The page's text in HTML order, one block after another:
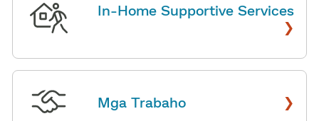
In-Home Supportive Services
›
Mga Trabaho ›